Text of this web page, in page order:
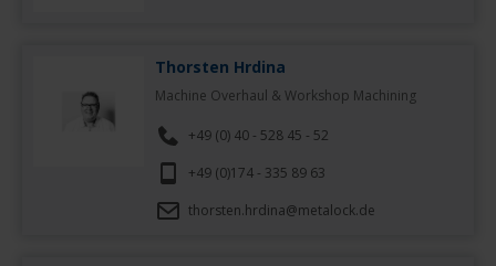
Thorsten Hrdina
Machine Overhaul & Workshop Machining
+49 (0) 40 - 528 45 - 52
+49 (0)174 - 335 89 63
thorsten.hrdina@metalock.de